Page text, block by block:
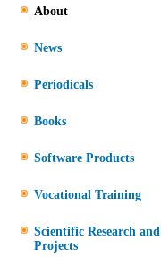
About
News
Periodicals
Books
Software Products
Vocational Training
Scientific Research and
Projects